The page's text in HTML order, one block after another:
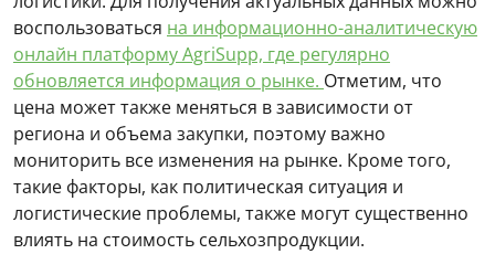
воспользоваться на информационно-аналитическую
онлайн платформу AgriSupp, где регулярно
обновляется информация о рынке. Отметим, что
цена может также меняться в зависимости от
региона и объема закупки, поэтому важно
мониторить все изменения на рынке. Кроме того,
такие факторы, как политическая ситуация и
логистические проблемы, также могут существенно
влиять на стоимость сельхозпродукции.